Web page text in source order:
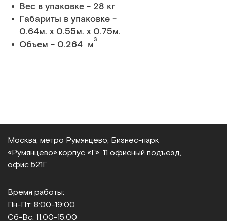
Вес в упаковке - 28 кг
Габариты в упаковке -
0.64м. x 0.55м. x 0.75м.
Объем - 0.264 м3
Москва, метро Румянцево, Бизнес‑парк
«Румянцево», корпус «Г», 11 офисный подъезд,
офис 521Г
Время работы:
Пн-Пт: 8:00-19:00
Сб-Вс: 11:00-15:00